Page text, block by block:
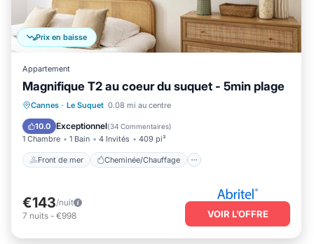
Prix en baisse
Appartement
Magnifique T2 au coeur du suquet - 5min plage
Cannes · Le Suquet 0.08 mi au centre
10.0 Exceptionnel(34 Commentaires)
1 Chambre 1 Bain 4 Invités 409 pi²
Front de mer Cheminée/Chauffage
Front de mer
Cheminée/Chauffage
Vue sur l’océan
Vue
€143/nuit
7 nuits - €998 VOIR L’OFFRE